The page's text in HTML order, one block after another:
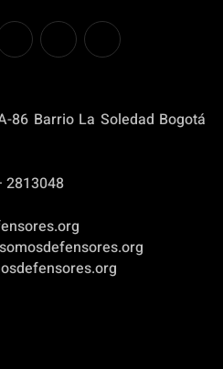
86 Barrio La Soledad Bogotá
2813048